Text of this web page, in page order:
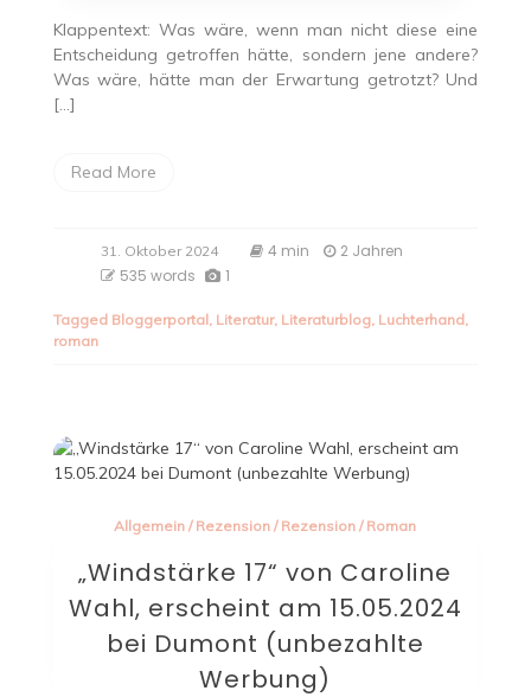
Klappentext: Was wäre, wenn man nicht diese eine
Entscheidung getroffen hätte, sondern jene andere?
Was wäre, hätte man der Erwartung getrotzt? Und
[…]
Read More
31. Oktober 2024 4 min
2 Jahren
535 words
1
Tagged Bloggerportal, Literatur, Literaturblog, Luchterhand,
roman
Allgemein / Rezension / Rezension / Roman
„Windstärke 17“ von Caroline
Wahl, erscheint am 15.05.2024
bei Dumont (unbezahlte
Werbung)